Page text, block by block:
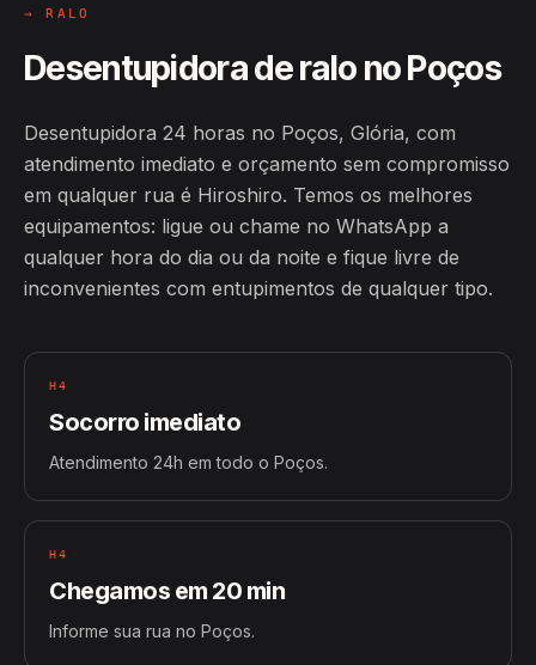
→ RALO
Desentupidora de ralo no Poços
Desentupidora 24 horas no Poços, Glória, com
atendimento imediato e orçamento sem compromisso
em qualquer rua é Hiroshiro. Temos os melhores
equipamentos: ligue ou chame no WhatsApp a
qualquer hora do dia ou da noite e fique livre de
inconvenientes com entupimentos de qualquer tipo.
H4
Socorro imediato
Atendimento 24h em todo o Poços.
H4
Chegamos em 20 min
Informe sua rua no Poços.